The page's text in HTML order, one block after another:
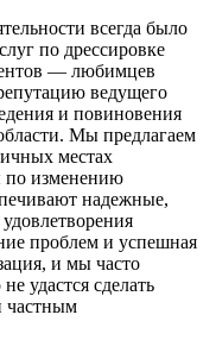
всегда было
по дрессировке
— любимцев
ведущего
и повиновения
Мы предлагаем
местах
по изменению
надежные,
проблем и успешная
и мы часто
удастся сделать
частным